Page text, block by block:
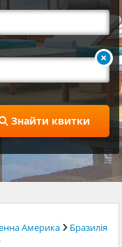
Знайти квитки
Америка
Бразилія